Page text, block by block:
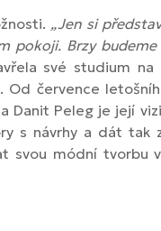
„Jen si
pokoji. Brzy
své studium na
července
Danit Peleg je její
s návrhy a dát tak
svou módní tvorbu